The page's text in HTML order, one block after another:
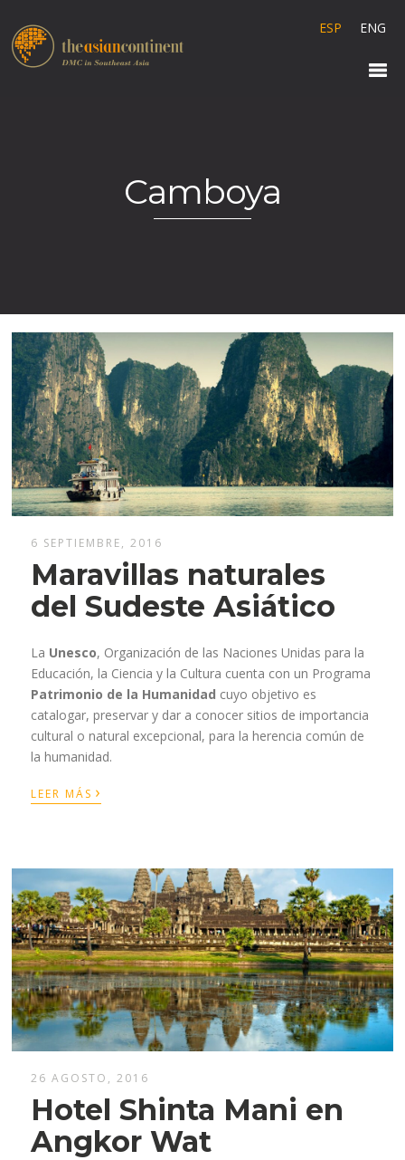
ESP ENG
Camboya
6 SEPTIEMBRE, 2016
Maravillas naturales
del Sudeste Asiático
La Unesco, Organización de las Naciones Unidas para la
Educación, la Ciencia y la Cultura cuenta con un Programa
Patrimonio de la Humanidad cuyo objetivo es
catalogar, preservar y dar a conocer sitios de importancia
cultural o natural excepcional, para la herencia común de
la humanidad.
LEER MÁS ›
26 AGOSTO, 2016
Hotel Shinta Mani en
Angkor Wat